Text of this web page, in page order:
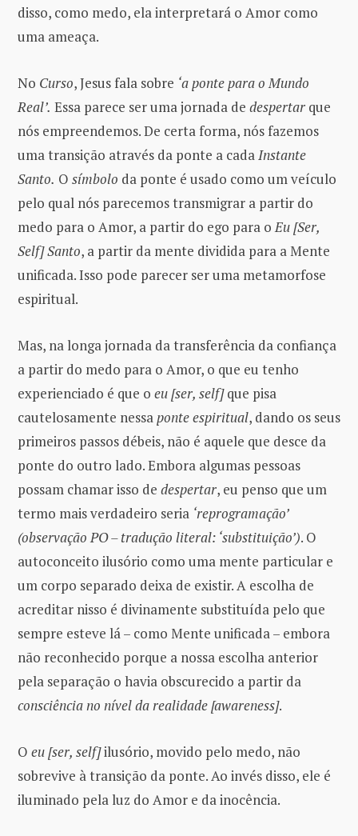
disso, como medo, ela interpretará o Amor como
uma ameaça.
No Curso, Jesus fala sobre ‘a ponte para o Mundo
Real’. Essa parece ser uma jornada de despertar que
nós empreendemos. De certa forma, nós fazemos
uma transição através da ponte a cadaInstante
Santo. O símbolo da ponte é usado como um veículo
pelo qual nós parecemos transmigrar a partir do
medo para o Amor, a partir do ego para oEu [Ser,
Self] Santo, a partir da mente dividida para a Mente
unificada. Isso pode parecer ser uma metamorfose
espiritual.
Mas, na longa jornada da transferência da confiança
a partir do medo para o Amor, o que eu tenho
experienciado é que o eu [ser, self]que pisa
cautelosamente nessaponte espiritual, dando os seus
primeiros passos débeis, não é aquele que desce da
ponte do outro lado. Embora algumas pessoas
possam chamar isso de despertar, eu penso que um
termo mais verdadeiro seria ‘reprogramação’
(observação PO – tradução literal: ‘substituição’). O
autoconceito ilusório como uma mente particular e
um corpo separado deixa de existir. A escolha de
acreditar nisso é divinamente substituída pelo que
sempre esteve lá – como Mente unificada – embora
não reconhecido porque a nossa escolha anterior
pela separação o havia obscurecido a partir da
consciência no nível da realidade [awareness].
O eu [ser, self]ilusório, movido pelo medo, não
sobrevive à transição da ponte. Ao invés disso, ele é
iluminado pela luz do Amor e da inocência.